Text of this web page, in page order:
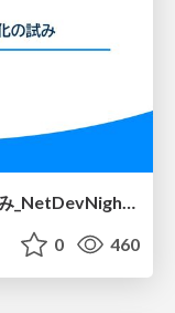
NetBoxを利用した作業効率化の試み_NetDevNight4
0 460